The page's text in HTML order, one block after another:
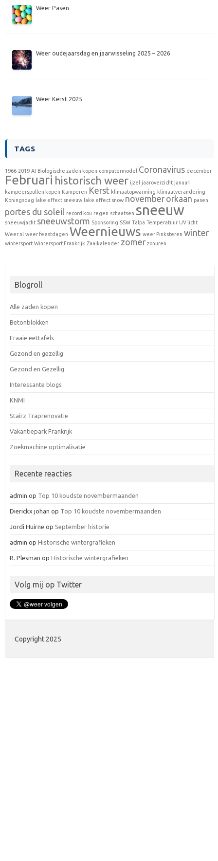
Weer Pasen
Weer oudejaarsdag en jaarwisseling 2025 – 2026
Weer Kerst 2025
TAGS
1966 2019 AI Biologische zaden kopen computermodel Coronavirus december
Februari historisch weer ijzel jaaroverzicht januari
kampeerspullen kopen Kamperen Kerst klimaatopwarming klimaatverandering
Koningsdag lake effect sneeuw lake effect snow november orkaan pasen
portes du soleil record kou regen schaatsen sneeuw
sneeuwjacht sneeuwstorm Sponsoring SSW Talpa Temperatuur UV licht
Weer.nl weer feestdagen Weernieuws weer Pinksteren winter
wintersport Wintersport Frankrijk Zaaikalender zomer zonuren
Blogroll
Alle zaden kopen
Betonblokken
Fraaie eettafels
Gezond en gezellig
Gezond en Gezellig
Interessante blogs
KNMI
Stairz Traprenovatie
Vakantiepark Frankrijk
Zoekmachine optimalisatie
Recente reacties
admin op Top 10 koudste novembermaanden
Dierickx johan op Top 10 koudste novembermaanden
Jordi Huirne op September historie
admin op Historische wintergrafieken
R. Plesman op Historische wintergrafieken
Volg mij op Twitter
Copyright 2025